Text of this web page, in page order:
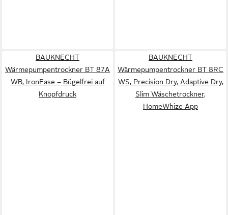
BAUKNECHT
Wärmepumpentrockner BT 87A
WB, IronEase – Bügelfrei auf
Knopfdruck
BAUKNECHT
Wärmepumpentrockner BT 8RC
WS, Precision Dry, Adaptive Dry,
Slim Wäschetrockner,
HomeWhize App